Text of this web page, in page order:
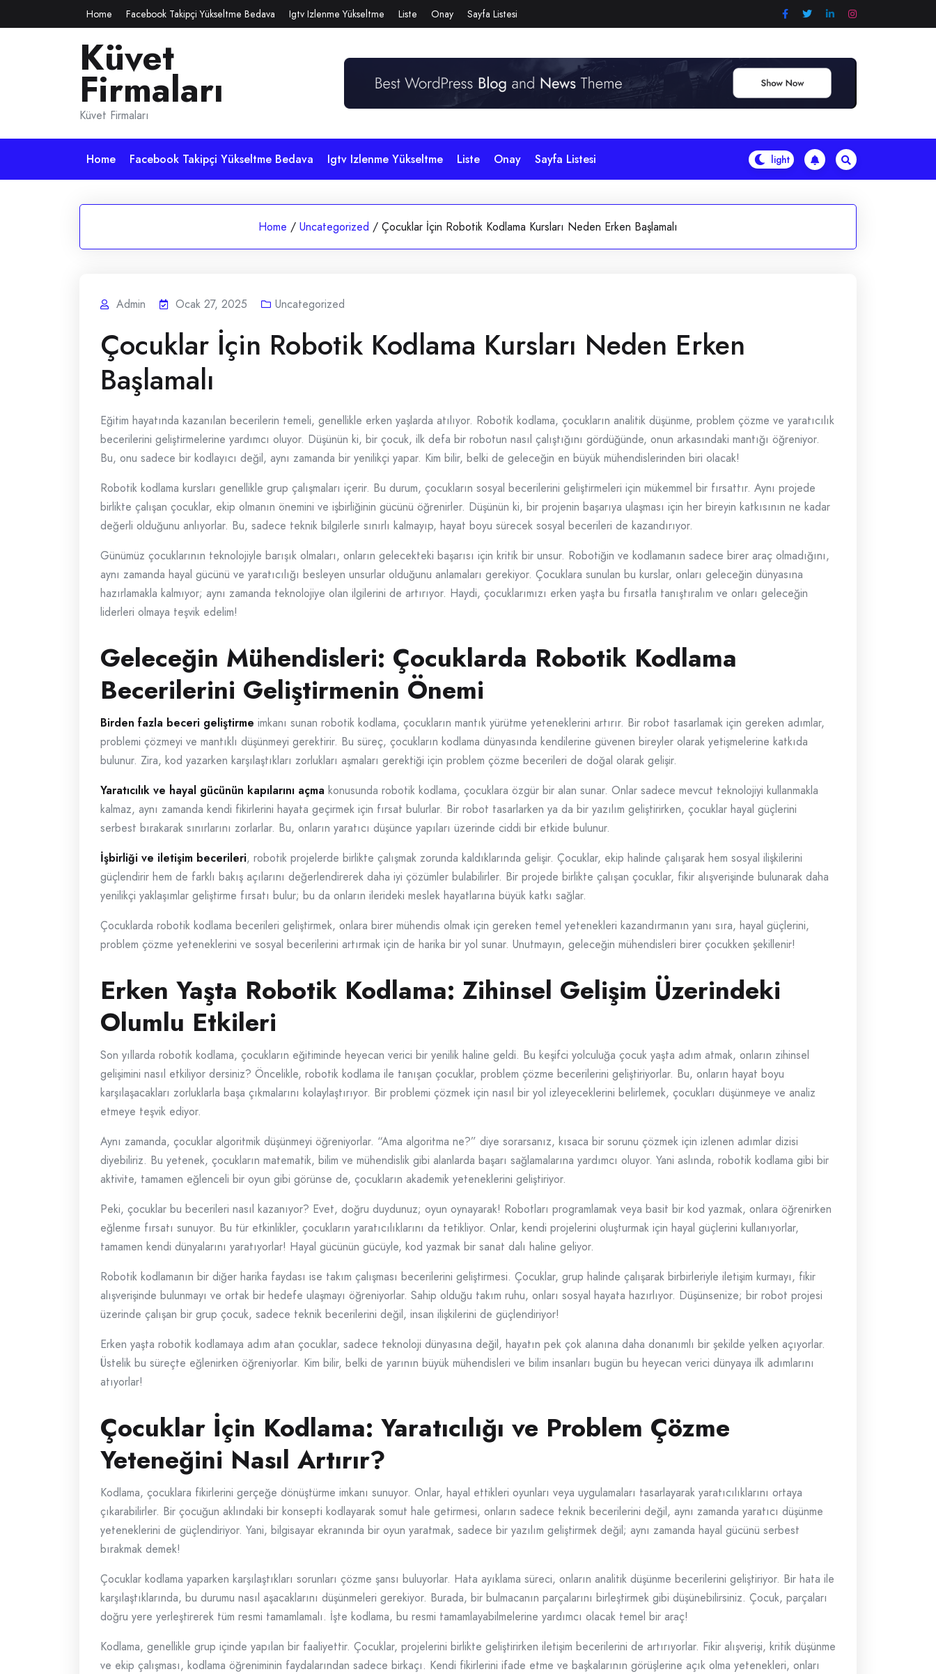
to
Home Facebook Takipçi Yükseltme Bedava Igtv Izlenme Yükseltme Liste Onay Sayfa Listesi
Küvet
Firmaları
Küvet Firmaları
Home Facebook Takipçi Yükseltme Bedava Igtv Izlenme Yükseltme Liste Onay Sayfa Listesi
Home / Uncategorized / Çocuklar İçin Robotik Kodlama Kursları Neden Erken Başlamalı
Admin Ocak 27, 2025 Uncategorized
Çocuklar İçin Robotik Kodlama Kursları Neden Erken
Başlamalı
Eğitim hayatında kazanılan becerilerin temeli, genellikle erken yaşlarda atılıyor. Robotik kodlama, çocukların analitik düşünme, problem çözme ve yaratıcılık
becerilerini geliştirmelerine yardımcı oluyor. Düşünün ki, bir çocuk, ilk defa bir robotun nasıl çalıştığını gördüğünde, onun arkasındaki mantığı öğreniyor.
Bu, onu sadece bir kodlayıcı değil, aynı zamanda bir yenilikçi yapar. Kim bilir, belki de geleceğin en büyük mühendislerinden biri olacak!
Robotik kodlama kursları genellikle grup çalışmaları içerir. Bu durum, çocukların sosyal becerilerini geliştirmeleri için mükemmel bir fırsattır. Aynı projede
birlikte çalışan çocuklar, ekip olmanın önemini ve işbirliğinin gücünü öğrenirler. Düşünün ki, bir projenin başarıya ulaşması için her bireyin katkısının ne kadar
değerli olduğunu anlıyorlar. Bu, sadece teknik bilgilerle sınırlı kalmayıp, hayat boyu sürecek sosyal becerileri de kazandırıyor.
Günümüz çocuklarının teknolojiyle barışık olmaları, onların gelecekteki başarısı için kritik bir unsur. Robotiğin ve kodlamanın sadece birer araç olmadığını,
aynı zamanda hayal gücünü ve yaratıcılığı besleyen unsurlar olduğunu anlamaları gerekiyor. Çocuklara sunulan bu kurslar, onları geleceğin dünyasına
hazırlamakla kalmıyor; aynı zamanda teknolojiye olan ilgilerini de artırıyor. Haydi, çocuklarımızı erken yaşta bu fırsatla tanıştıralım ve onları geleceğin
liderleri olmaya teşvik edelim!
Geleceğin Mühendisleri: Çocuklarda Robotik Kodlama
Becerilerini Geliştirmenin Önemi
Birden fazla beceri geliştirme imkanı sunan robotik kodlama, çocukların mantık yürütme yeteneklerini artırır. Bir robot tasarlamak için gereken adımlar,
problemi çözmeyi ve mantıklı düşünmeyi gerektirir. Bu süreç, çocukların kodlama dünyasında kendilerine güvenen bireyler olarak yetişmelerine katkıda
bulunur. Zira, kod yazarken karşılaştıkları zorlukları aşmaları gerektiği için problem çözme becerileri de doğal olarak gelişir.
Yaratıcılık ve hayal gücünün kapılarını açma konusunda robotik kodlama, çocuklara özgür bir alan sunar. Onlar sadece mevcut teknolojiyi kullanmakla
kalmaz, aynı zamanda kendi fikirlerini hayata geçirmek için fırsat bulurlar. Bir robot tasarlarken ya da bir yazılım geliştirirken, çocuklar hayal güçlerini
serbest bırakarak sınırlarını zorlarlar. Bu, onların yaratıcı düşünce yapıları üzerinde ciddi bir etkide bulunur.
İşbirliği ve iletişim becerileri, robotik projelerde birlikte çalışmak zorunda kaldıklarında gelişir. Çocuklar, ekip halinde çalışarak hem sosyal ilişkilerini
güçlendirir hem de farklı bakış açılarını değerlendirerek daha iyi çözümler bulabilirler. Bir projede birlikte çalışan çocuklar, fikir alışverişinde bulunarak daha
yenilikçi yaklaşımlar geliştirme fırsatı bulur; bu da onların ilerideki meslek hayatlarına büyük katkı sağlar.
Çocuklarda robotik kodlama becerileri geliştirmek, onlara birer mühendis olmak için gereken temel yetenekleri kazandırmanın yanı sıra, hayal güçlerini,
problem çözme yeteneklerini ve sosyal becerilerini artırmak için de harika bir yol sunar. Unutmayın, geleceğin mühendisleri birer çocukken şekillenir!
Erken Yaşta Robotik Kodlama: Zihinsel Gelişim Üzerindeki
Olumlu Etkileri
Son yıllarda robotik kodlama, çocukların eğitiminde heyecan verici bir yenilik haline geldi. Bu keşifci yolculuğa çocuk yaşta adım atmak, onların zihinsel
gelişimini nasıl etkiliyor dersiniz? Öncelikle, robotik kodlama ile tanışan çocuklar, problem çözme becerilerini geliştiriyorlar. Bu, onların hayat boyu
karşılaşacakları zorluklarla başa çıkmalarını kolaylaştırıyor. Bir problemi çözmek için nasıl bir yol izleyeceklerini belirlemek, çocukları düşünmeye ve analiz
etmeye teşvik ediyor.
Aynı zamanda, çocuklar algoritmik düşünmeyi öğreniyorlar. “Ama algoritma ne?” diye sorarsanız, kısaca bir sorunu çözmek için izlenen adımlar dizisi
diyebiliriz. Bu yetenek, çocukların matematik, bilim ve mühendislik gibi alanlarda başarı sağlamalarına yardımcı oluyor. Yani aslında, robotik kodlama gibi bir
aktivite, tamamen eğlenceli bir oyun gibi görünse de, çocukların akademik yeteneklerini geliştiriyor.
Peki, çocuklar bu becerileri nasıl kazanıyor? Evet, doğru duydunuz; oyun oynayarak! Robotları programlamak veya basit bir kod yazmak, onlara öğrenirken
eğlenme fırsatı sunuyor. Bu tür etkinlikler, çocukların yaratıcılıklarını da tetikliyor. Onlar, kendi projelerini oluşturmak için hayal güçlerini kullanıyorlar,
tamamen kendi dünyalarını yaratıyorlar! Hayal gücünün gücüyle, kod yazmak bir sanat dalı haline geliyor.
Robotik kodlamanın bir diğer harika faydası ise takım çalışması becerilerini geliştirmesi. Çocuklar, grup halinde çalışarak birbirleriyle iletişim kurmayı, fikir
alışverişinde bulunmayı ve ortak bir hedefe ulaşmayı öğreniyorlar. Sahip olduğu takım ruhu, onları sosyal hayata hazırlıyor. Düşünsenize; bir robot projesi
üzerinde çalışan bir grup çocuk, sadece teknik becerilerini değil, insan ilişkilerini de güçlendiriyor!
Erken yaşta robotik kodlamaya adım atan çocuklar, sadece teknoloji dünyasına değil, hayatın pek çok alanına daha donanımlı bir şekilde yelken açıyorlar.
Üstelik bu süreçte eğlenirken öğreniyorlar. Kim bilir, belki de yarının büyük mühendisleri ve bilim insanları bugün bu heyecan verici dünyaya ilk adımlarını
atıyorlar!
Çocuklar İçin Kodlama: Yaratıcılığı ve Problem Çözme
Yeteneğini Nasıl Artırır?
Kodlama, çocuklara fikirlerini gerçeğe dönüştürme imkanı sunuyor. Onlar, hayal ettikleri oyunları veya uygulamaları tasarlayarak yaratıcılıklarını ortaya
çıkarabilirler. Bir çocuğun aklındaki bir konsepti kodlayarak somut hale getirmesi, onların sadece teknik becerilerini değil, aynı zamanda yaratıcı düşünme
yeteneklerini de güçlendiriyor. Yani, bilgisayar ekranında bir oyun yaratmak, sadece bir yazılım geliştirmek değil; aynı zamanda hayal gücünü serbest
bırakmak demek!
Çocuklar kodlama yaparken karşılaştıkları sorunları çözme şansı buluyorlar. Hata ayıklama süreci, onların analitik düşünme becerilerini geliştiriyor. Bir hata ile
karşılaştıklarında, bu durumu nasıl aşacaklarını düşünmeleri gerekiyor. Burada, bir bulmacanın parçalarını birleştirmek gibi düşünebilirsiniz. Çocuk, parçaları
doğru yere yerleştirerek tüm resmi tamamlamalı. İşte kodlama, bu resmi tamamlayabilmelerine yardımcı olacak temel bir araç!
Kodlama, genellikle grup içinde yapılan bir faaliyettir. Çocuklar, projelerini birlikte geliştirirken iletişim becerilerini de artırıyorlar. Fikir alışverişi, kritik düşünme
ve ekip çalışması, kodlama öğreniminin faydalarından sadece birkaçı. Kendi fikirlerini ifade etme ve başkalarının görüşlerine açık olma yetenekleri, onları